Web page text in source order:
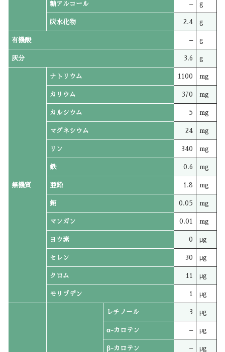
糖アルコール – g
炭水化物 2.4 g
有機酸 – g
灰分 3.6 g
無機質
ナトリウム 1100 mg
カリウム 370 mg
カルシウム 5 mg
マグネシウム 24 mg
リン 340 mg
鉄 0.6 mg
亜鉛 1.8 mg
銅 0.05 mg
マンガン 0.01 mg
ヨウ素 0 μg
セレン 30 μg
クロム 11 μg
モリブデン 1 μg
レチノール 3 μg
α-カロテン – μg
β-カロテン – μg